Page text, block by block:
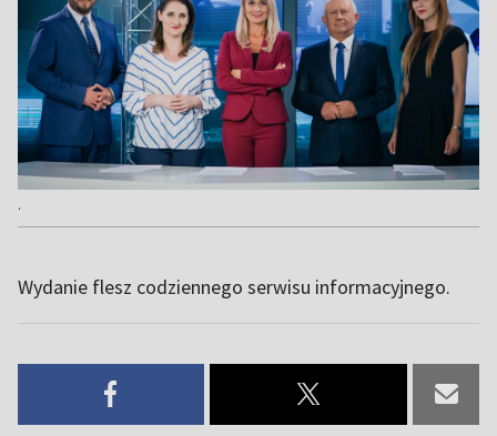
.
Wydanie flesz codziennego serwisu informacyjnego.